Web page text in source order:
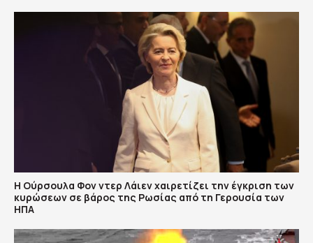
Η Ούρσουλα Φον ντερ Λάιεν χαιρετίζει την έγκριση των
κυρώσεων σε βάρος της Ρωσίας από τη Γερουσία των
ΗΠΑ